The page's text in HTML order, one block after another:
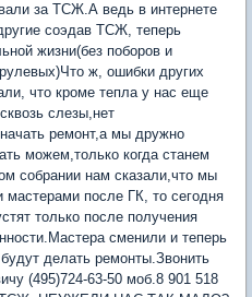
за ТСЖ.А ведь в интернете
соэдав ТСЖ, теперь
жизни(без поборов и
ж, ошибки других
что кроме тепла у нас еще
слезы,нет
ремонт,а мы дружно
можем,только когда станем
собрании нам сказали,что мы
после ГК, то сегодня
только после получения
сменили и теперь
делать ремонты.Звонить
(495)724-63-50 моб.8 901 518